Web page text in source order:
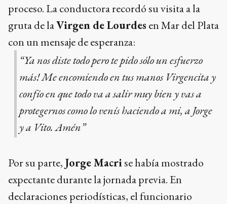
proceso. La conductora recordó su visita a la
gruta de laVirgen de Lourdes en Mar del Plata
con un mensaje de esperanza:
“Ya nos diste todo pero te pido sólo un esfuerzo
más! Me encomiendo en tus manos Virgencita y
confío en que todo va a salir muy bien y vas a
protegernos como lo venís haciendo a mi, a Jorge
y a Vito. Amén”
Por su parte, Jorge Macrise había mostrado
expectante durante la jornada previa. En
declaraciones periodísticas, el funcionario